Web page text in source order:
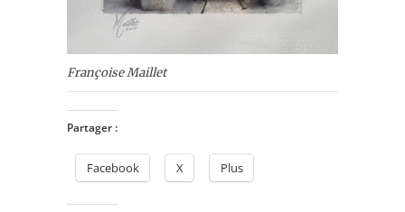
Françoise Maillet
Partager :
Facebook X Plus